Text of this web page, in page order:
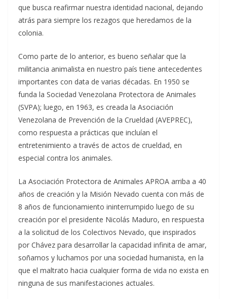
que busca reafirmar nuestra identidad nacional, dejando
atrás para siempre los rezagos que heredamos de la
colonia.
Como parte de lo anterior, es bueno señalar que la
militancia animalista en nuestro país tiene antecedentes
importantes con data de varias décadas. En 1950 se
funda la Sociedad Venezolana Protectora de Animales
(SVPA); luego, en 1963, es creada la Asociación
Venezolana de Prevención de la Crueldad (AVEPREC),
como respuesta a prácticas que incluían el
entretenimiento a través de actos de crueldad, en
especial contra los animales.
La Asociación Protectora de Animales APROA arriba a 40
años de creación y la Misión Nevado cuenta con más de
8 años de funcionamiento ininterrumpido luego de su
creación por el presidente Nicolás Maduro, en respuesta
a la solicitud de los Colectivos Nevado, que inspirados
por Chávez para desarrollar la capacidad infinita de amar,
soñamos y luchamos por una sociedad humanista, en la
que el maltrato hacia cualquier forma de vida no exista en
ninguna de sus manifestaciones actuales.